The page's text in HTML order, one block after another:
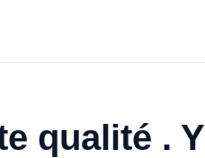
qualité .